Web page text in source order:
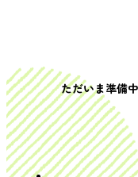
ただいま準備